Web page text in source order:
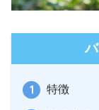
特徴